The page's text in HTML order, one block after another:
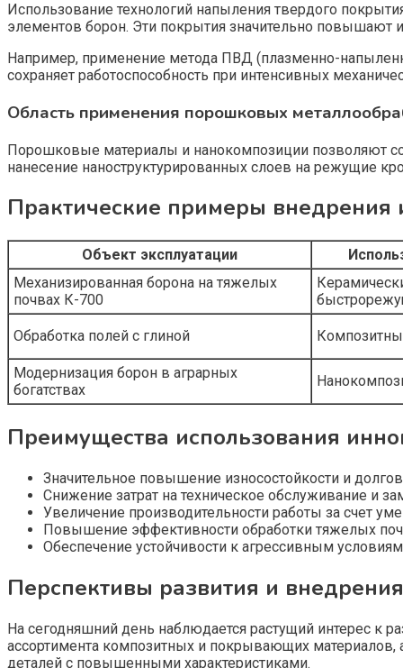
Использование технологий напыления твердого
элементов борон. Эти покрытия значительно повышают
Например, применение метода ПВД (плазменно-
сохраняет работоспособность при интенсивных
Область применения порошковых
Порошковые материалы и нанокомпозиции позволяют
нанесение наноструктурированных слоев на режущие
Практические примеры
Объект эксплуатации
Механизированная борона на тяжелых
почвах К-700
Обработка полей с глиной
Модернизация борон в аграрных
богатствах
Преимущества использования
Значительное повышение износостойкости и
Снижение затрат на техническое обслуживание и
Увеличение производительности работы за счет
Повышение эффективности обработки тяжелых
Обеспечение устойчивости к агрессивным
Перспективы развития и
На сегодняшний день наблюдается растущий интерес к
ассортимента композитных и покрывающих материалов,
деталей с повышенными характеристиками.